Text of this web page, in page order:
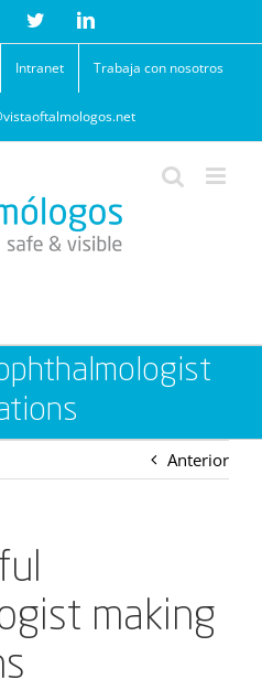
TwitterLinkedIn
Intranet Trabaja con nosotros
Anterior
making